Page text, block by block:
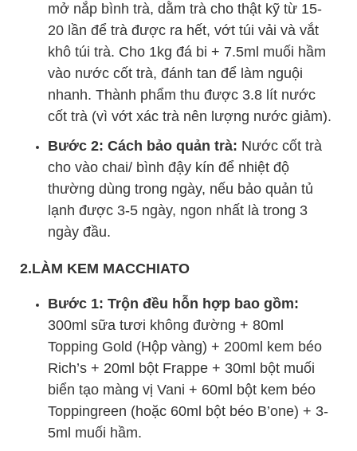
mở nắp bình trà, dằm trà cho thật kỹ từ 15-
20 lần để trà được ra hết, vớt túi vải và vắt
khô túi trà. Cho 1kg đá bi + 7.5ml muối hầm
vào nước cốt trà, đánh tan để làm nguội
nhanh. Thành phẩm thu được 3.8 lít nước
cốt trà (vì vớt xác trà nên lượng nước giảm).
Bước 2: Cách bảo quản trà: Nước cốt trà
cho vào chai/ bình đậy kín để nhiệt độ
thường dùng trong ngày, nếu bảo quản tủ
lạnh được 3-5 ngày, ngon nhất là trong 3
ngày đầu.
2.LÀM KEM MACCHIATO
Bước 1: Trộn đều hỗn hợp bao gồm:
300ml sữa tươi không đường + 80ml
Topping Gold (Hộp vàng) + 200ml kem béo
Rich’s + 20ml bột Frappe + 30ml bột muối
biển tạo màng vị Vani + 60ml bột kem béo
Toppingreen (hoặc 60ml bột béo B’one) + 3-
5ml muối hầm.